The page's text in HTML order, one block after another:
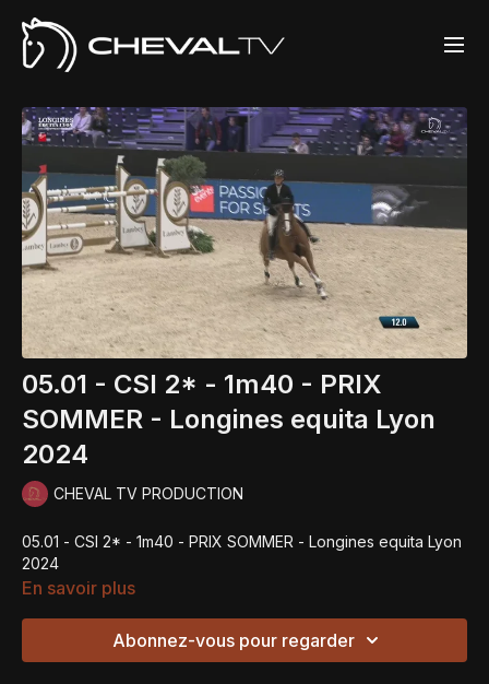
05.01 - CSI 2* - 1m40 - PRIX
SOMMER - Longines equita Lyon
2024
CHEVAL TV PRODUCTION
05.01 - CSI 2* - 1m40 - PRIX SOMMER - Longines equita Lyon
2024
En savoir plus
Abonnez-vous pour regarder